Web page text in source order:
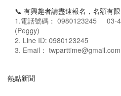
📞 有興趣者請盡速報名，名額有限
1.電話號碼： 0980123245 03-
(Peggy)
2. Line ID: 0980123245
3. Email： twparttime@gmail.com
熱點新聞